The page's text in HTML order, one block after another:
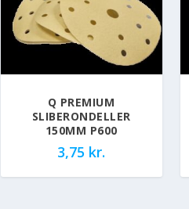
Q PREMIUM
SLIBERONDELLER
150MM P600
3,75 kr.